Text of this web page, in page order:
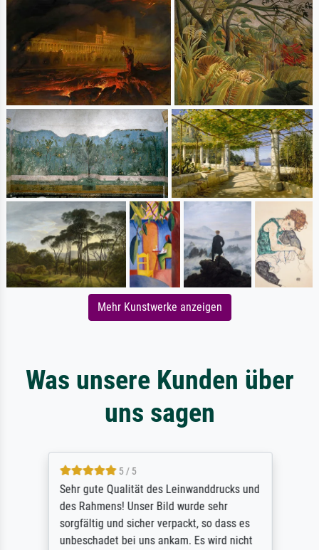
Mehr Kunstwerke anzeigen
Was unsere Kunden über
uns sagen
5 / 5
Sehr gute Qualität des Leinwanddrucks und
des Rahmens! Unser Bild wurde sehr
sorgfältig und sicher verpackt, so dass es
unbeschadet bei uns ankam. Es wird nicht